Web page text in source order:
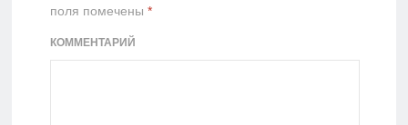
поля помечены *
КОММЕНТАРИЙ